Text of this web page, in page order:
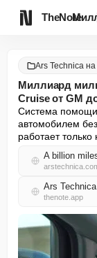
TheNote
Ars Technica на
Миллиард
Cruise от GM
Система
автомобилем
работает только
Ars
thenote.app